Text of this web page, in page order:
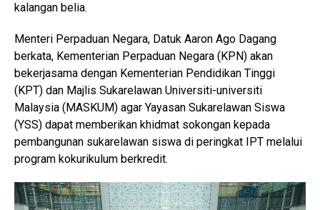
kalangan belia.
Menteri Perpaduan Negara, Datuk Aaron Ago Dagang
berkata, Kementerian Perpaduan Negara (KPN) akan
bekerjasama dengan Kementerian Pendidikan Tinggi
(KPT) dan Majlis Sukarelawan Universiti-universiti
Malaysia (MASKUM) agar Yayasan Sukarelawan Siswa
(YSS) dapat memberikan khidmat sokongan kepada
pembangunan sukarelawan siswa di peringkat IPT melalui
program kokurikulum berkredit.